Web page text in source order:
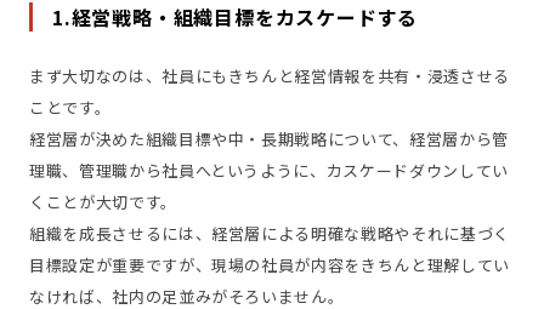
1.経営戦略・組織目標をカスケードする
まず大切なのは、社員にもきちんと経営情報を共有・浸透させる
ことです。
経営層が決めた組織目標や中・長期戦略について、経営層から管
理職、管理職から社員へというように、カスケードダウンしてい
くことが大切です。
組織を成長させるには、経営層による明確な戦略やそれに基づく
目標設定が重要ですが、現場の社員が内容をきちんと理解してい
なければ、社内の足並みがそろいません。